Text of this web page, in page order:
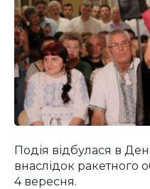
Подія відбулася в
внаслідок ракетного
4 вересня.